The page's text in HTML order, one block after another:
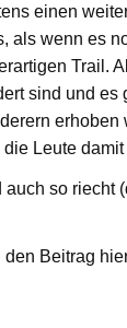
einen
als wenn es
Trail.
sind und es
erhoben
Leute damit
so riecht
Beitrag